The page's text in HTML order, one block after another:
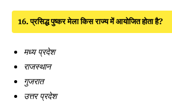
16. प्रसिद्ध पुष्कर मेला किस राज्य में आयोजित होता है?
मध्य प्रदेश
राजस्थान
गुजरात
उत्तर प्रदेश